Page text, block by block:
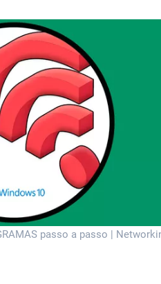
passo a passo |